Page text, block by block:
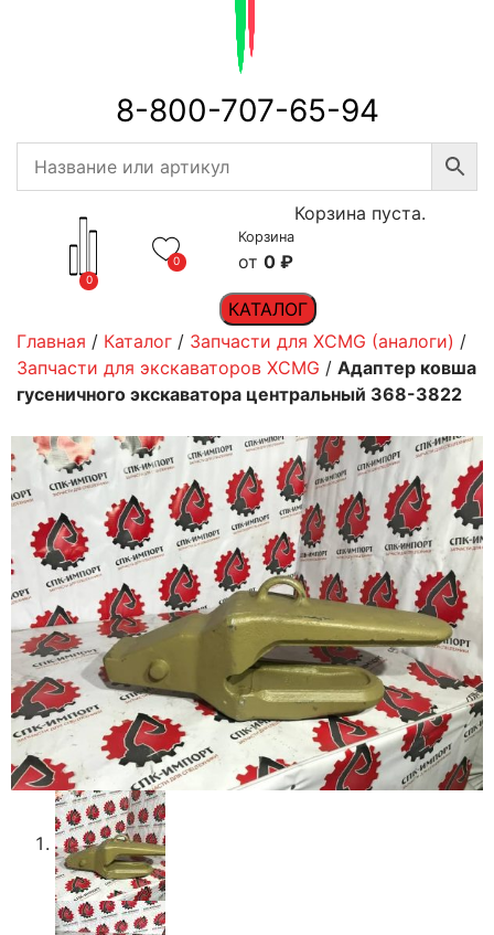
8-800-707-65-94
0
0
Корзина
0 ₽
Корзина пуста.
КАТАЛОГ
Главная / Каталог / Запчасти для XCMG (аналоги) /
Запчасти для экскаваторов XCMG / Адаптер ковша
гусеничного экскаватора центральный 368-3822